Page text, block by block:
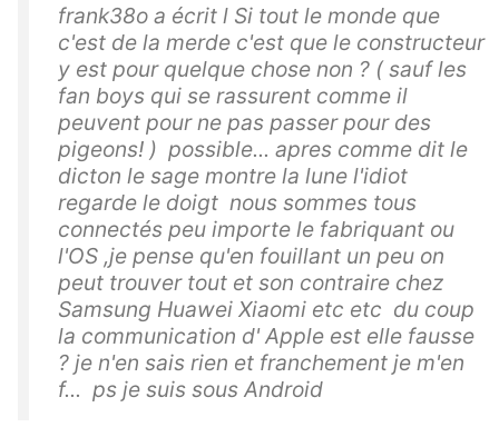
frank38o a écrit l Si tout le monde que
c'est de la merde c'est que le constructeur
y est pour quelque chose non ? ( sauf les
fan boys qui se rassurent comme il
peuvent pour ne pas passer pour des
pigeons! ) possible... apres comme dit le
dicton le sage montre la lune l'idiot
regarde le doigt nous sommes tous
connectés peu importe le fabriquant ou
l'OS ,je pense qu'en fouillant un peu on
peut trouver tout et son contraire chez
Samsung Huawei Xiaomi etc etc du coup
la communication d' Apple est elle fausse
? je n'en sais rien et franchement je m'en
f... ps je suis sous Android